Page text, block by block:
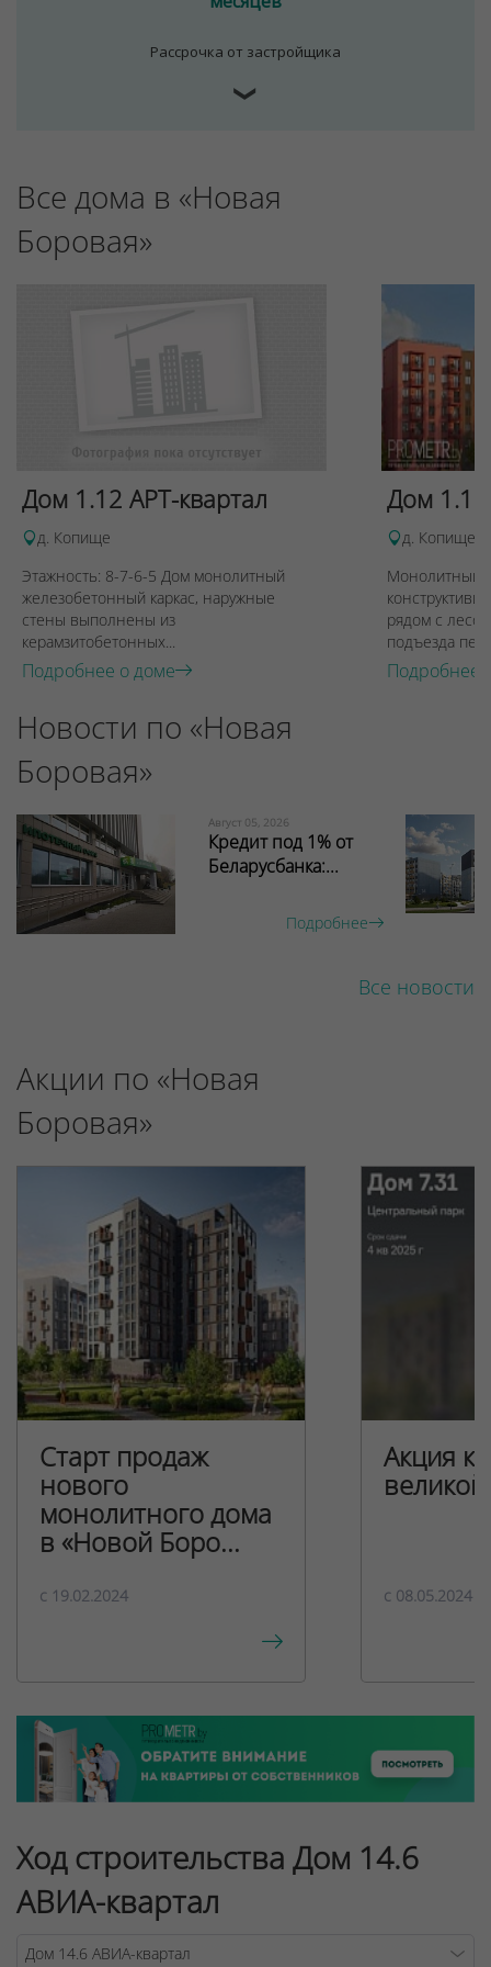
Рассрочка от застройщика
❯
Все дома в «Новая
Боровая»
Дом 1.12 АРТ-квартал
д. Копище
Этажность: 8-7-6-5 Дом монолитный
железобетонный каркас, наружные
стены выполнены из
керамзитобетонных...
Подробнее о доме
Дом 1.13
д. Копище
Монолитный
рядом с
подъезда
Подробнее
Новости по «Новая
Боровая»
Август 05, 2026
Кредит под 1% от
Беларусбанка:...
Подробнее
Все новости
Акции по «Новая
Боровая»
Старт продаж
нового
монолитного дома
в «Новой Боро...
c 19.02.2024
Акция
c 08.05.2024
Ход строительства Дом 14.6
АВИА-квартал